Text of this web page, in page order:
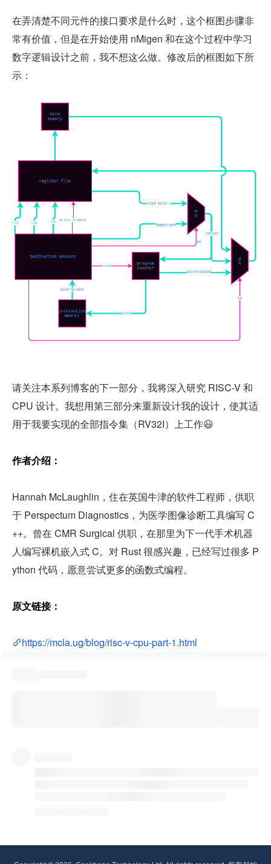
在弄清楚不同元件的接口要求是什么时，这个框图步骤非
常有价值，但是在开始使用 nMigen 和在这个过程中学习
数字逻辑设计之前，我不想这么做。修改后的框图如下所
示：
请关注本系列博客的下一部分，我将深入研究 RISC-V 和
CPU 设计。我想用第三部分来重新设计我的设计，使其适
用于我要实现的全部指令集（RV32I）上工作😃
作者介绍：
Hannah McLaughlin，住在英国牛津的软件工程师，供职
于 Perspectum Diagnostics，为医学图像诊断工具编写 C
++。曾在 CMR Surgical 供职，在那里为下一代手术机器
人编写裸机嵌入式 C。对 Rust 很感兴趣，已经写过很多 P
ython 代码，愿意尝试更多的函数式编程。
原文链接：
https://mcla.ug/blog/risc-v-cpu-part-1.html